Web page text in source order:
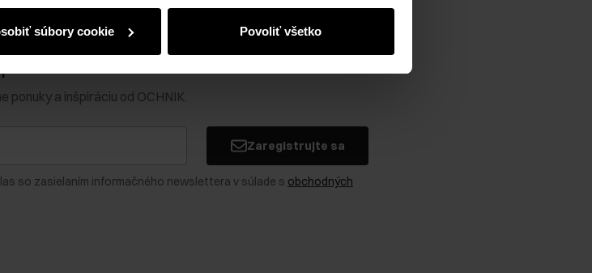
súbory cookie Povoliť všetko
ponuky a inšpiráciu od OCHNIK.
Zaregistrujte sa
so zasielaním informačného newslettera v súlade s obchodných